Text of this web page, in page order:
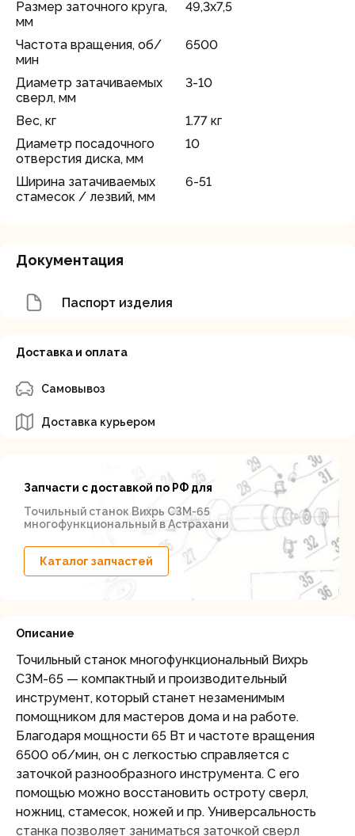
Размер заточного круга,
мм
49,3х7,5
Частота вращения, об/
мин
6500
Диаметр затачиваемых
сверл, мм
3-10
Вес, кг
1.77 кг
Диаметр посадочного
отверстия диска, мм
10
Ширина затачиваемых
стамесок / лезвий, мм
6-51
Документация
Паспорт изделия
Доставка и оплата
Самовывоз
Доставка курьером
Запчасти с доставкой по РФ для
Точильный станок Вихрь СЗМ-65
многофункциональный в Астрахани
Каталог запчастей
Описание
Точильный станок многофункциональный Вихрь
СЗМ-65 — компактный и производительный
инструмент, который станет незаменимым
помощником для мастеров дома и на работе.
Благодаря мощности 65 Вт и частоте вращения
6500 об/мин, он с легкостью справляется с
заточкой разнообразного инструмента. С его
помощью можно восстановить остроту сверл,
ножниц, стамесок, ножей и пр. Универсальность
станка позволяет заниматься заточкой сверл